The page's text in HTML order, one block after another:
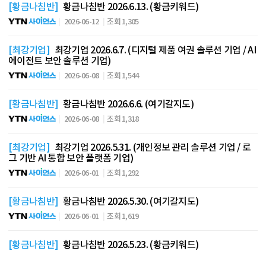
[황금나침반] 황금나침반 2026.6.13. (황금키워드)
2026-06-12 조회 1,305
[최강기업] 최강기업 2026.6.7. (디지털 제품 여권 솔루션 기업 / AI
에이전트 보안 솔루션 기업)
2026-06-08 조회 1,544
[황금나침반] 황금나침반 2026.6.6. (여기갈지도)
2026-06-08 조회 1,318
[최강기업] 최강기업 2026.5.31. (개인정보 관리 솔루션 기업 / 로
그 기반 AI 통합 보안 플랫폼 기업)
2026-06-01 조회 1,292
[황금나침반] 황금나침반 2026.5.30. (여기갈지도)
2026-06-01 조회 1,619
[황금나침반] 황금나침반 2026.5.23. (황금키워드)